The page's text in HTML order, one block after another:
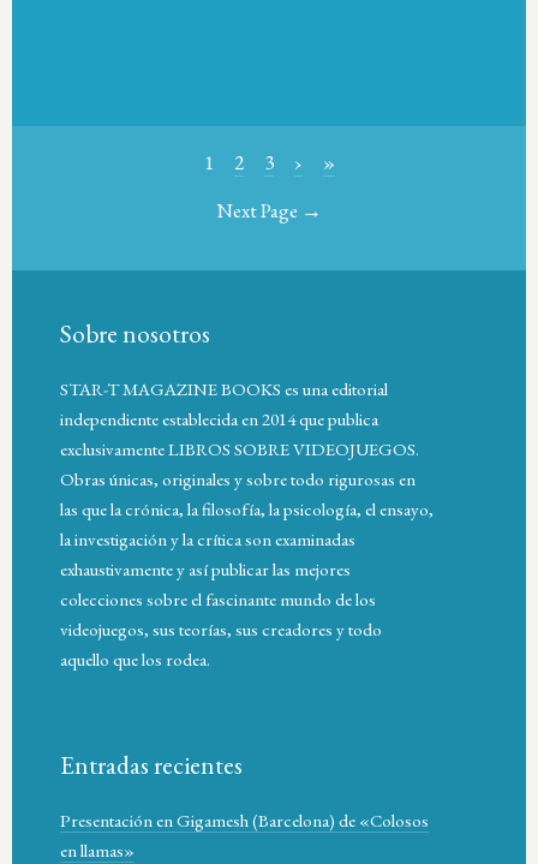
1 2 3 ›
»
Next Page →
Sobre nosotros
STAR-T MAGAZINE BOOKS es una editorial
independiente establecida en 2014 que publica
exclusivamente LIBROS SOBRE VIDEOJUEGOS.
Obras únicas, originales y sobre todo rigurosas en
las que la crónica, la filosofía, la psicología, el ensayo,
la investigación y la crítica son examinadas
exhaustivamente y así publicar las mejores
colecciones sobre el fascinante mundo de los
videojuegos, sus teorías, sus creadores y todo
aquello que los rodea.
Entradas recientes
Presentación en Gigamesh (Barcelona) de «Colosos
en llamas»